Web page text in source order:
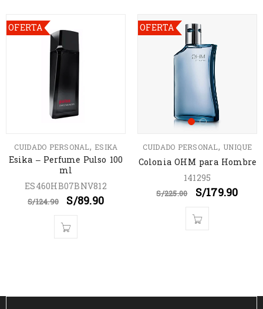
OFERTA
CUIDADO PERSONAL, ESIKA
Esika – Perfume Pulso 100
ml
ES460HB07BNV812
S/124.90 S/89.90
OFERTA
CUIDADO PERSONAL, UNIQUE
Colonia OHM para Hombre
141295
S/225.00 S/179.90